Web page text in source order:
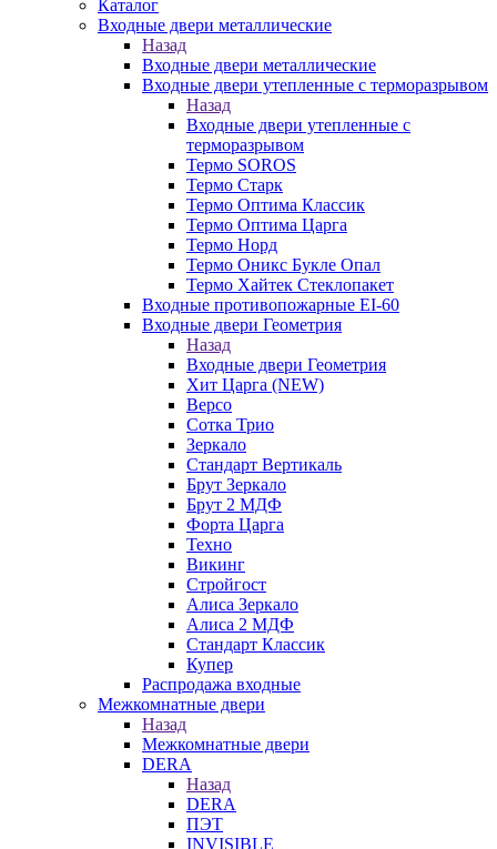
Каталог
Входные двери металлические
Назад
Входные двери металлические
Входные двери утепленные с терморазрывом
Назад
Входные двери утепленные с
терморазрывом
Термо SOROS
Термо Старк
Термо Оптима Классик
Термо Оптима Царга
Термо Норд
Термо Оникс Букле Опал
Термо Хайтек Стеклопакет
Входные противопожарные EI-60
Входные двери Геометрия
Назад
Входные двери Геометрия
Хит Царга (NEW)
Версо
Сотка Трио
Зеркало
Стандарт Вертикаль
Брут Зеркало
Брут 2 МДФ
Форта Царга
Техно
Викинг
Стройгост
Алиса Зеркало
Алиса 2 МДФ
Стандарт Классик
Купер
Распродажа входные
Межкомнатные двери
Назад
Межкомнатные двери
DERA
Назад
DERA
ПЭТ
INVISIBLE